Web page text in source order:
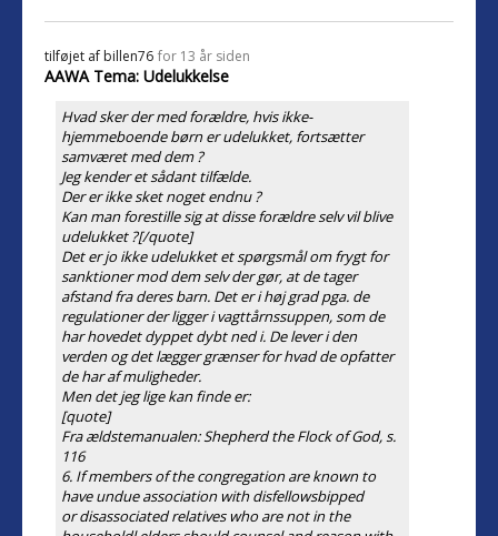
tilføjet af billen76 for 13 år siden
AAWA Tema: Udelukkelse
Hvad sker der med forældre, hvis ikke-
hjemmeboende børn er udelukket, fortsætter
samværet med dem ?
Jeg kender et sådant tilfælde.
Der er ikke sket noget endnu ?
Kan man forestille sig at disse forældre selv vil blive
udelukket ?[/quote]
Det er jo ikke udelukket et spørgsmål om frygt for
sanktioner mod dem selv der gør, at de tager
afstand fra deres barn. Det er i høj grad pga. de
regulationer der ligger i vagttårnssuppen, som de
har hovedet dyppet dybt ned i. De lever i den
verden og det lægger grænser for hvad de opfatter
de har af muligheder.
Men det jeg lige kan finde er:
[quote]
Fra ældstemanualen: Shepherd the Flock of God, s.
116
6. If members of the congregation are known to
have undue association with disfellowsbipped
or disassociated relatives who are not in the